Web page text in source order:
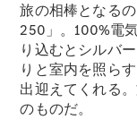
All Sedan
CLA
Sedan
CLA
旅の相棒となる
250」。100%電
り込むとシルバ
りと室内を照ら
出迎えてくれる
のものだ。